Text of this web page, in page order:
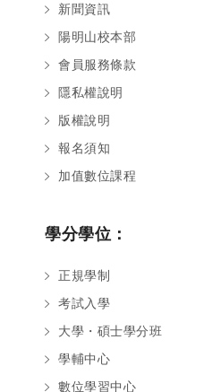
新聞資訊
陽明山校本部
會員服務條款
隱私權說明
版權說明
報名須知
加值數位課程
學分學位：
正規學制
考試入學
大學・碩士學分班
學輔中心
數位學習中心